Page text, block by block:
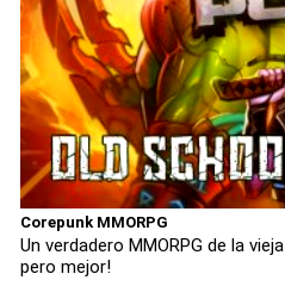
Corepunk MMORPG
Un verdadero MMORPG de la
pero mejor!